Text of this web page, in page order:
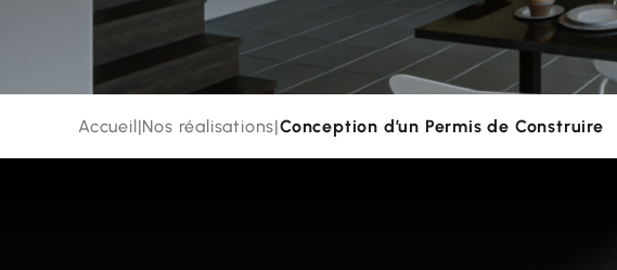
Accueil|Nos réalisations|Conception d’un Permis de Construire